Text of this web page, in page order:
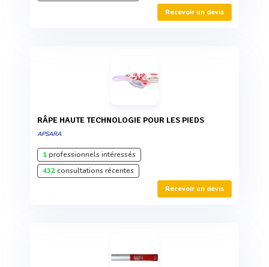
Recevoir un devis
RÂPE HAUTE TECHNOLOGIE POUR LES PIEDS
APSARA
1professionnels intéressés
432consultations récentes
Recevoir un devis